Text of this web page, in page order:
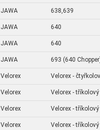
JAWA 638,639
JAWA 640
JAWA 640
JAWA 693 (640
Velorex Velorex -
Velorex Velorex - tříkolový
Velorex Velorex - tříkolový
Velorex Velorex - tříkolový